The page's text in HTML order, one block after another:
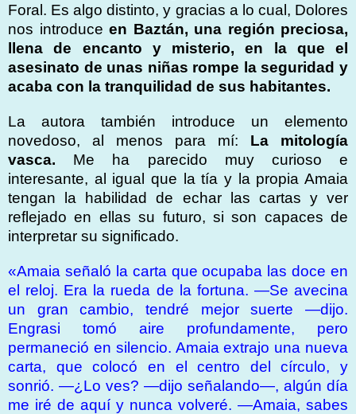
Foral. Es algo distinto, y gracias a lo cual, Dolores
nos introduce en Baztán, una región preciosa,
llena de encanto y misterio, en la que el
asesinato de unas niñas rompe la seguridad y
acaba con la tranquilidad de sus habitantes.
La autora también introduce un elemento
novedoso, al menos para mí: La mitología
vasca. Me ha parecido muy curioso e
interesante, al igual que la tía y la propia Amaia
tengan la habilidad de echar las cartas y ver
reflejado en ellas su futuro, si son capaces de
interpretar su significado.
«Amaia señaló la carta que ocupaba las doce en
el reloj. Era la rueda de la fortuna. —Se avecina
un gran cambio, tendré mejor suerte —dijo.
Engrasi tomó aire profundamente, pero
permaneció en silencio. Amaia extrajo una nueva
carta, que colocó en el centro del círculo, y
sonrió. —¿Lo ves? —dijo señalando—, algún día
me iré de aquí y nunca volveré. —Amaia, sabes